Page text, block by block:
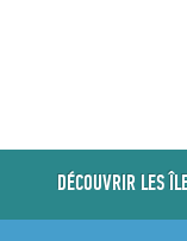
DÉCOUVRIR LES